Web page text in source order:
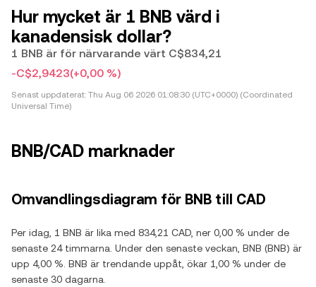
Hur mycket är 1 BNB värd i
kanadensisk dollar?
1 BNB är för närvarande värt C$834,21
-C$2,9423(+0,00 %)
Senast uppdaterat: Thu Aug 06 2026 01:08:30 (UTC+0000) (Coordinated
Universal Time)
BNB/CAD marknader
Omvandlingsdiagram för BNB till CAD
Per idag, 1 BNB är lika med 834,21 CAD, ner 0,00 % under de
senaste 24 timmarna. Under den senaste veckan, BNB (BNB) är
upp 4,00 %. BNB är trendande uppåt, ökar 1,00 % under de
senaste 30 dagarna.